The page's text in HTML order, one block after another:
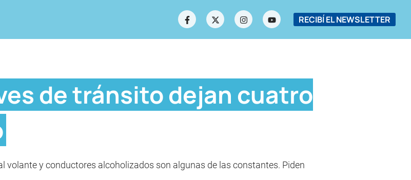
RECIBÍ EL NEWSLETTER
de tránsito dejan cuatro
volante y conductores alcoholizados son algunas de las constantes. Piden